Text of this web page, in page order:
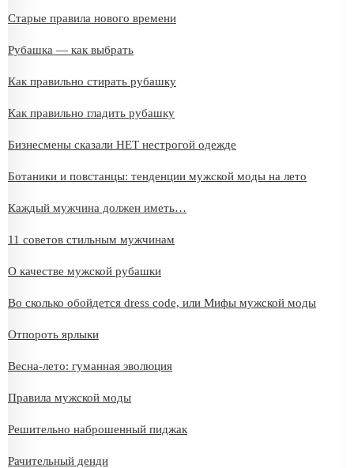
Старые правила нового времени
Рубашка — как выбрать
Как правильно стирать рубашку
Как правильно гладить рубашку
Бизнесмены сказали НЕТ нестрогой одежде
Ботаники и повстанцы: тенденции мужской моды на лето
Каждый мужчина должен иметь…
11 советов стильным мужчинам
О качестве мужской рубашки
Во сколько обойдется dress code, или Мифы мужской моды
Отпороть ярлыки
Весна-лето: гуманная эволюция
Правила мужской моды
Решительно наброшенный пиджак
Рачительный денди